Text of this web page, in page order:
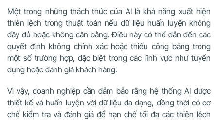
Một trong những thách thức của AI là khả năng xuất hiện
thiên lệch trong thuật toán nếu dữ liệu huấn luyện không
đầy đủ hoặc không cân bằng. Điều này có thể dẫn đến các
quyết định không chính xác hoặc thiếu công bằng trong
một số trường hợp, đặc biệt trong các lĩnh vực như tuyển
dụng hoặc đánh giá khách hàng.
Vì vậy, doanh nghiệp cần đảm bảo rằng hệ thống AI được
thiết kế và huấn luyện với dữ liệu đa dạng, đồng thời có cơ
chế kiểm tra và đánh giá để hạn chế tối đa các thiên lệch